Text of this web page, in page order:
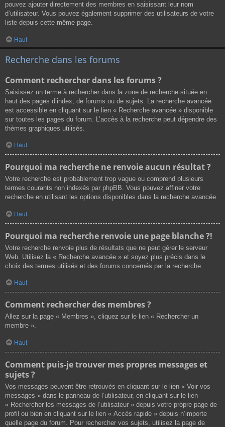
pouvez ajouter directement des membres en saisissant leur nom
d’utilisateur. Vous pouvez également supprimer des utilisateurs de votre
liste depuis cette même page.
Haut
Recherche dans les forums
Comment rechercher dans les forums ?
Saisissez un terme à rechercher dans la zone de recherche située en
haut des pages d’index, de forums ou de sujets. La recherche avancée
est accessible en cliquant sur le lien « Recherche avancée » disponible
sur toutes les pages du forum. L’accès à la recherche peut dépendre des
thèmes graphiques utilisés.
Haut
Pourquoi ma recherche ne renvoie aucun résultat ?
Votre recherche est probablement trop vague ou comprend plusieurs
termes courants non indexés par phpBB. Vous pouvez affiner votre
recherche en utilisant les options disponibles dans la recherche avancée.
Haut
Pourquoi ma recherche renvoie une page blanche ?!
Votre recherche renvoie plus de résultats que ne peut gérer le serveur
Web. Utilisez la « Recherche avancée » et soyez plus précis dans le
choix des termes utilisés et des forums concernés par la recherche.
Haut
Comment rechercher des membres ?
Allez sur la page « Membres », cliquez sur le lien « Rechercher un
membre ».
Haut
Comment puis-je trouver mes propres messages et
sujets ?
Vos messages peuvent être retrouvés en cliquant sur le lien « Voir vos
messages » dans le panneau de l’utilisateur, en cliquant sur le lien
« Rechercher les messages de l’utilisateur » depuis votre propre page de
profil ou bien en cliquant sur le lien « Accès rapide » depuis n’importe
quelle page du forum. Pour rechercher vos sujets, utilisez la page de